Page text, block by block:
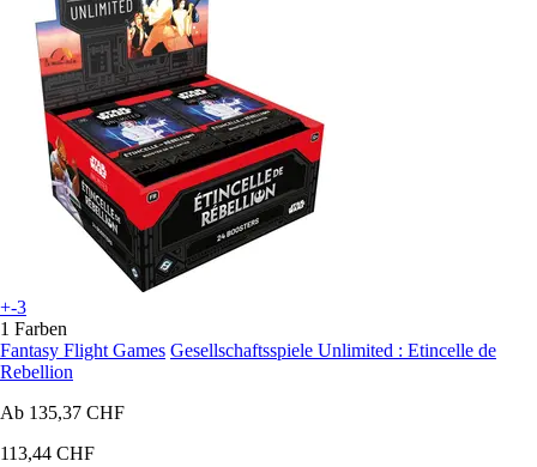
+-3
1 Farben
Fantasy Flight Games Gesellschaftsspiele Unlimited : Etincelle de
Rebellion
Ab 135,37 CHF
113,44 CHF